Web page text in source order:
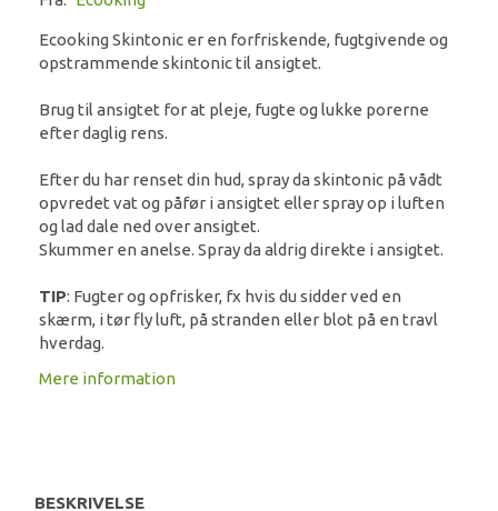
Ecooking Skintonic er en forfriskende, fugtgivende og
opstrammende skintonic til ansigtet.
Brug til ansigtet for at pleje, fugte og lukke porerne
efter daglig rens.
Efter du har renset din hud, spray da skintonic på vådt
opvredet vat og påfør i ansigtet eller spray op i luften
og lad dale ned over ansigtet.
Skummer en anelse. Spray da aldrig direkte i ansigtet.
TIP: Fugter og opfrisker, fx hvis du sidder ved en
skærm, i tør fly luft, på stranden eller blot på en travl
hverdag.
Mere information
BESKRIVELSE